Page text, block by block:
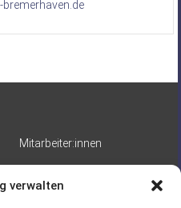
verwalten
Mitarbeiter:innen